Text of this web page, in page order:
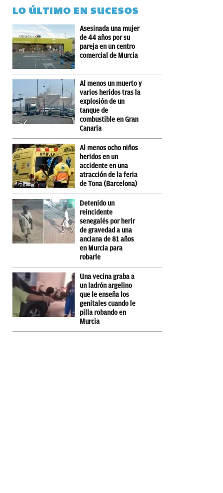
LO ÚLTIMO EN SUCESOS
Asesinada una mujer
de 44 años por su
pareja en un centro
comercial de Murcia
Al menos un muerto y
varios heridos tras la
explosión de un
tanque de
combustible en Gran
Canaria
Al menos ocho niños
heridos en un
accidente en una
atracción de la feria
de Tona (Barcelona)
Detenido un
reincidente
senegalés por herir
de gravedad a una
anciana de 81 años
en Murcia para
robarle
Una vecina graba a
un ladrón argelino
que le enseña los
genitales cuando le
pilla robando en
Murcia